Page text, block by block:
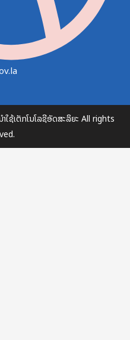
ຊ້ເຕັກໂນໂລຊີອັດສະລິຍະ All rights